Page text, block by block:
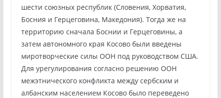
шести союзных республик (Словения, Хорватия,
Босния и Герцеговина, Македония). Тогда же на
территорию сначала Боснии и Герцеговины, а
затем автономного края Косово были введены
миротворческие силы ООН под руководством США.
Для урегулирования согласно решению ООН
межэтнического конфликта между сербским и
албанским населением Косово было переведено